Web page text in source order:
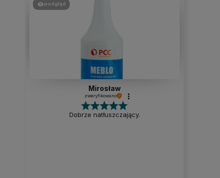
podgląd
Mirosław
zweryfikowano
Dobrze natłuszczający.